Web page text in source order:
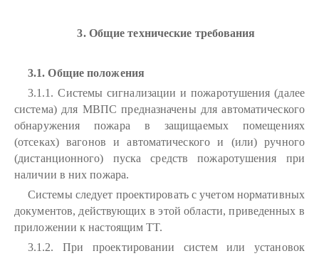
3. Общие технические требования
3.1. Общие положения
3.1.1. Системы сигнализации и пожаротушения (далее
система) для МВПС предназначены для автоматического
обнаружения пожара в защищаемых помещениях
(отсеках) вагонов и автоматического и (или) ручного
(дистанционного) пуска средств пожаротушения при
наличии в них пожара.
Системы следует проектировать с учетом нормативных
документов, действующих в этой области, приведенных в
приложении к настоящим ТТ.
3.1.2. При проектировании систем или установок